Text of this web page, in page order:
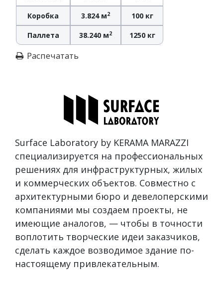
Коробка 3.824 м2 100 кг
Паллета 38.240 м2 1250 кг
Распечатать
Surface Laboratory by KERAMA MARAZZI
специализируется на профессиональных
решениях для инфраструктурных, жилых
и коммерческих объектов. Совместно с
архитектурными бюро и девелоперскими
компаниями мы создаем проекты, не
имеющие аналогов, — чтобы в точности
воплотить творческие идеи заказчиков,
сделать каждое возводимое здание по-
настоящему привлекательным.